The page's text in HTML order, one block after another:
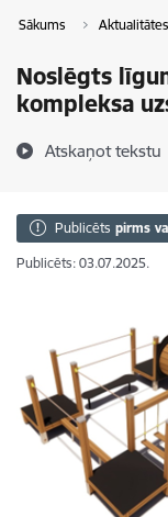
Sākums Aktualitātes
Noslēgts
kompleksa
Atskaņot tekstu
Publicēts pirms
Publicēts: 03.07.2025.